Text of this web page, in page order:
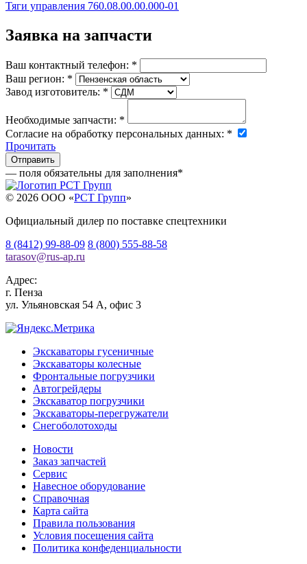
Тяги управления 760.08.00.00.000-01
Заявка на запчасти
Ваш контактный телефон: *
Ваш регион: *
Завод изготовитель: *
Необходимые запчасти: *
Согласие на обработку персональных данных: *
Прочитать
— поля обязательны для заполнения*
© 2026 OOO «РСТ Групп»
Официальный дилер по поставке спецтехники
8 (8412) 99-88-09 8 (800) 555-88-58
tarasov@rus-ap.ru
Адрес:
г. Пенза
ул. Ульяновская 54 А, офис 3
Экскаваторы гусеничные
Экскаваторы колесные
Фронтальные погрузчики
Автогрейдеры
Экскаватор погрузчики
Экскаваторы-перегружатели
Снегоболотоходы
Новости
Заказ запчастей
Сервис
Навесное оборудование
Справочная
Карта сайта
Правила пользования
Условия посещения сайта
Политика конфеденциальности